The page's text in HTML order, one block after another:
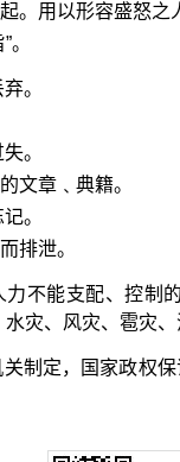
。用以形容盛怒之
。
。
。
文章﹑典籍。
。
排泄。
力不能支配、控制
水灾、风灾、雹灾
关制定，国家政权